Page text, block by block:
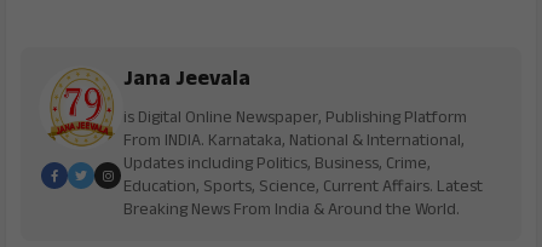
Jana Jeevala
is Digital Online Newspaper, Publishing Platform
From INDIA. Karnataka, National & International,
Updates including Politics, Business, Crime,
Education, Sports, Science, Current Affairs. Latest
Breaking News From India & Around the World.